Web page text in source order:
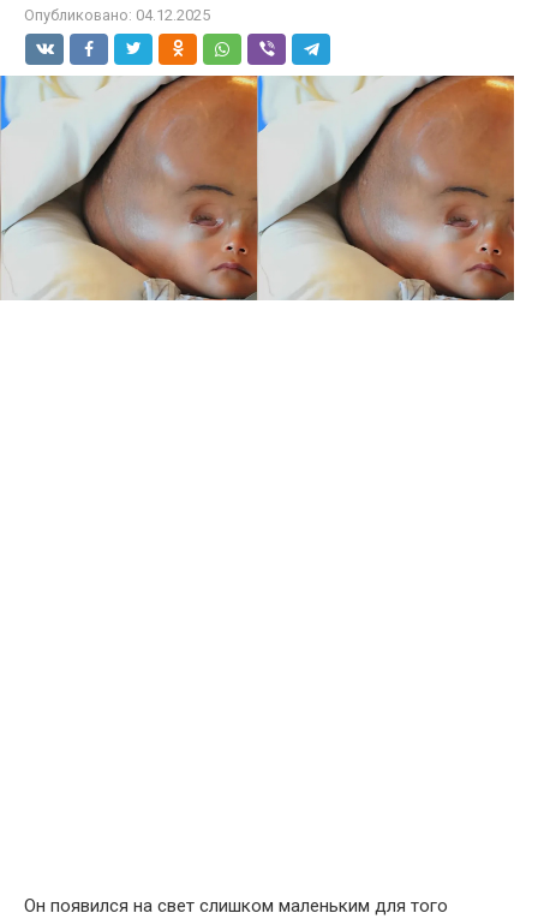
Опубликовано: 04.12.2025
Он появился на свет слишком маленьким для того